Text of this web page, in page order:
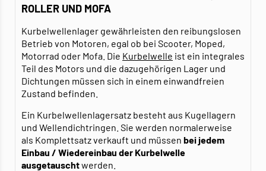
ROLLER UND MOFA
Kurbelwellenlager gewährleisten den reibungslosen
Betrieb von Motoren, egal ob bei Scooter, Moped,
Motorrad oder Mofa. Die Kurbelwelle ist ein integrales
Teil des Motors und die dazugehörigen Lager und
Dichtungen müssen sich in einem einwandfreien
Zustand befinden.
Ein Kurbelwellenlagersatz besteht aus Kugellagern
und Wellendichtringen. Sie werden normalerweise
als Komplettsatz verkauft und müssen bei jedem
Einbau / Wiedereinbau der Kurbelwelle
ausgetauschtwerden.